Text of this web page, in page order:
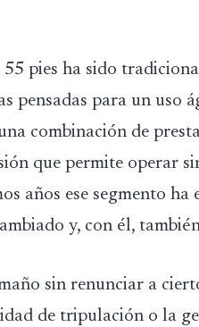
pies ha sido
pensadas para un uso
combinación de
que permite operar
años ese segmento ha
y, con él,
sin renunciar a
de tripulación o la